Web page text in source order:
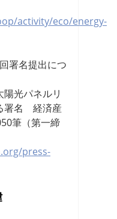
activity/eco/energy-
署名提出につ
陽光パネルリ
署名 経済産
筆（第一締
press-